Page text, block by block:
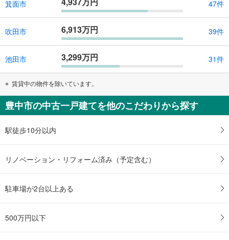
箕面市 47件
吹田市 6,913万円 39件
池田市 3,299万円 31件
賃貸中の物件を除いています。
豊中市の中古一戸建てを他のこだわりから探す
駅徒歩10分以内
リノベーション・リフォーム済み（予定含む）
駐車場が2台以上ある
500万円以下